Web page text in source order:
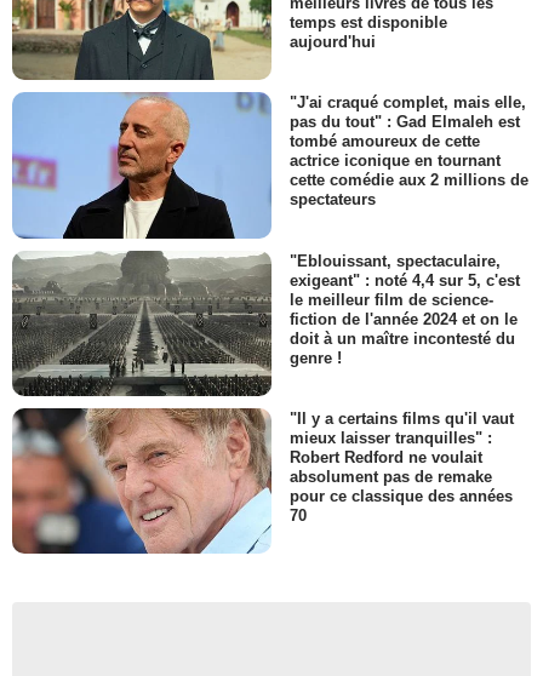
temps est disponible
aujourd'hui
"J'ai craqué complet, mais elle,
pas du tout" : Gad Elmaleh est
tombé amoureux de cette
actrice iconique en tournant
cette comédie aux 2 millions de
spectateurs
"Eblouissant, spectaculaire,
exigeant" : noté 4,4 sur 5, c'est
le meilleur film de science-
fiction de l'année 2024 et on le
doit à un maître incontesté du
genre !
"Il y a certains films qu'il vaut
mieux laisser tranquilles" :
Robert Redford ne voulait
absolument pas de remake
pour ce classique des années
70